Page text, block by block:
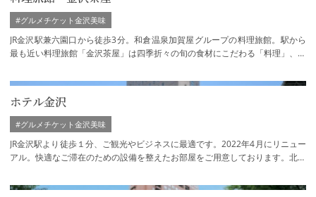
JR金沢駅兼六園口から徒歩3分。和倉温泉加賀屋グループの料理旅館。駅から
最も近い料理旅館「金沢茶屋」は四季折々の旬の食材にこだわる「料理」、加
#グルメチケット金沢美味
ホテル金沢
JR金沢駅より徒歩１分、ご観光やビジネスに最適です。2022年4月にリニュー
アル。快適なご滞在のための設備を整えたお部屋をご用意しております。北陸
#グルメチケット金沢美味